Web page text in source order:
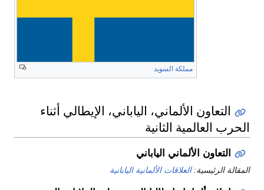
مملكة السويد
التعاون الألماني، الياباني، الإيطالي أثناء
الحرب العالمية الثانية
التعاون الألماني الياباني
المقالة الرئيسية:العلاقات الألمانية اليابانية